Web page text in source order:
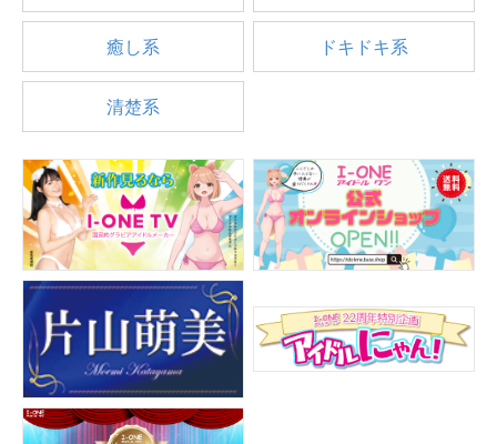
癒し系 ドキドキ系
清楚系